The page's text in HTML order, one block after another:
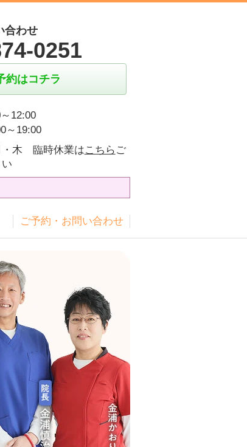
合わせ
0251
約はコチラ
12:00
～19:00
・木 臨時休業はこちら ご
ご予約・お問い合わせ